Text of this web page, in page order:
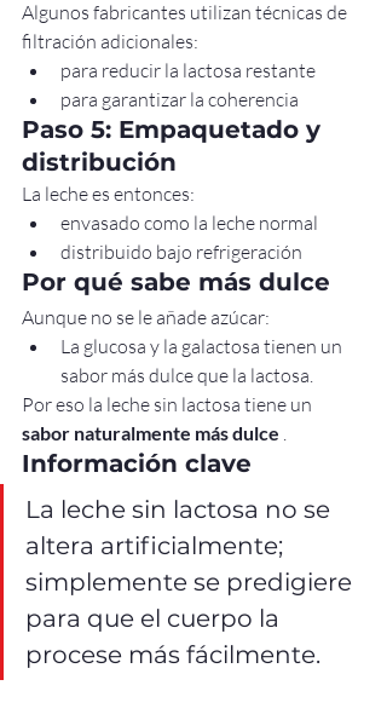
Algunos fabricantes utilizan técnicas de
filtración adicionales:
para reducir la lactosa restante
para garantizar la coherencia
Paso 5: Empaquetado y
distribución
La leche es entonces:
envasado como la leche normal
distribuido bajo refrigeración
Por qué sabe más dulce
Aunque no se le añade azúcar:
La glucosa y la galactosa tienen un
sabor más dulce que la lactosa.
Por eso la leche sin lactosa tiene un
sabor naturalmente más dulce .
Información clave
La leche sin lactosa no se
altera artificialmente;
simplemente se predigiere
para que el cuerpo la
procese más fácilmente.